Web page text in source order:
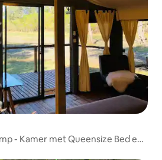
- Kamer met Queensize Bed en